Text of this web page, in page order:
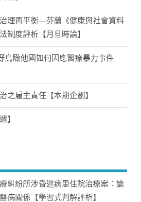
理再平衡—芬蘭《健康與社會資料
制度評析【月旦時論】
鳥瞰他國如何因應醫療暴力事件
之雇主責任【本期企劃】
】
糾紛所涉昏迷病患住院治療案：論
病關係【學習式判解評析】